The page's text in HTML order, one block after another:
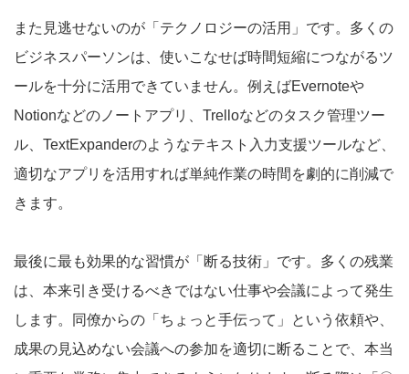
また見逃せないのが「テクノロジーの活用」です。多くの
ビジネスパーソンは、使いこなせば時間短縮につながるツ
ールを十分に活用できていません。例えばEvernoteや
Notionなどのノートアプリ、Trelloなどのタスク管理ツー
ル、TextExpanderのようなテキスト入力支援ツールなど、
適切なアプリを活用すれば単純作業の時間を劇的に削減で
きます。
最後に最も効果的な習慣が「断る技術」です。多くの残業
は、本来引き受けるべきではない仕事や会議によって発生
します。同僚からの「ちょっと手伝って」という依頼や、
成果の見込めない会議への参加を適切に断ることで、本当